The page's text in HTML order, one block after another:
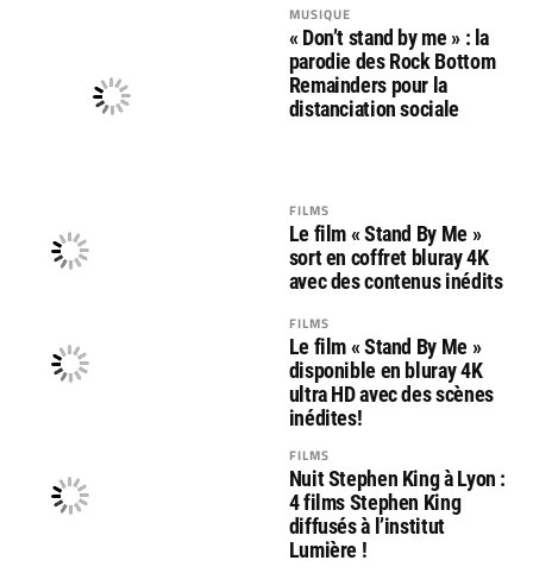
MUSIQUE
« Don’t stand by me » : la
parodie des Rock Bottom
Remainders pour la
distanciation sociale
FILMS
Le film « Stand By Me »
sort en coffret bluray 4K
avec des contenus inédits
FILMS
Le film « Stand By Me »
disponible en bluray 4K
ultra HD avec des scènes
inédites!
FILMS
Nuit Stephen King à Lyon :
4 films Stephen King
diffusés à l’institut
Lumière !